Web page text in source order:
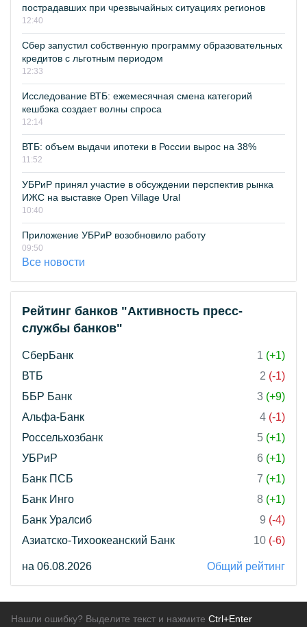
пострадавших при чрезвычайных ситуациях регионов
12:40
Сбер запустил собственную программу образовательных
кредитов с льготным периодом
12:33
Исследование ВТБ: ежемесячная смена категорий
кешбэка создает волны спроса
12:14
ВТБ: объем выдачи ипотеки в России вырос на 38%
11:52
УБРиР принял участие в обсуждении перспектив рынка
ИЖС на выставке Open Village Ural
10:40
Приложение УБРиР возобновило работу
09:50
Все новости
Рейтинг банков "Активность пресс-
службы банков"
СберБанк 1 (+1)
ВТБ
2 (-1)
ББР Банк
3 (+9)
Альфа-Банк
4 (-1)
Россельхозбанк
5 (+1)
УБРиР
6 (+1)
Банк ПСБ
7 (+1)
Банк Инго
8 (+1)
Банк Уралсиб
9 (-4)
Азиатско-Тихоокеанский Банк
10 (-6)
на 06.08.2026 Общий рейтинг
Нашли ошибку? Выделите текст и нажмите Ctrl+Enter